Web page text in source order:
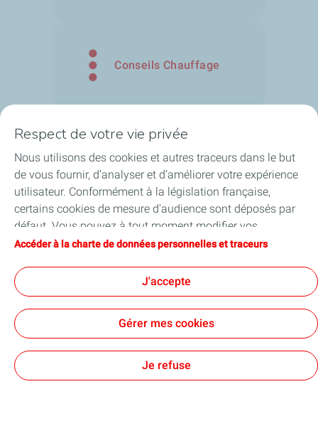
Conseils Chauffage
Restons en contact ! Suivez-nous :
Nos sites marchands
Nos cartes
Respect de votre vie privée
Nous utilisons des cookies et autres traceurs dans le but
de vous fournir, d’analyser et d’améliorer votre expérience
utilisateur. Conformément à la législation française,
certains cookies de mesure d'audience sont déposés par
défaut. Vous pouvez à tout moment modifier vos
paramètres de cookies en cliquant sur le bouton « Gérer
vous acceptez le dépôt de l’ensemble des cookies. Dans le
cas où vous cliquez sur « Je refuse », seuls les cookies
techniques nécessaires au bon fonctionnement du site
seront utilisés. Pour plus d’informations, vous pouvez
traceurs ».
Accéder à la charte de données personnelles et traceurs
J'accepte
Gérer mes cookies
Je refuse